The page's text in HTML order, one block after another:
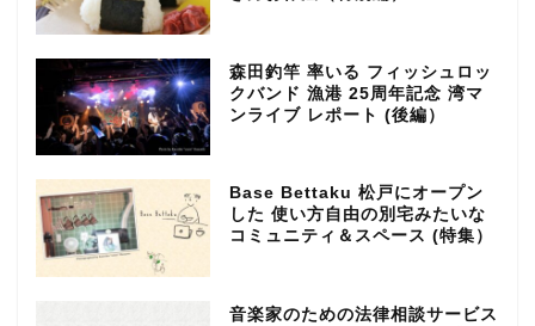
森田釣竿 率いる フィッシュロッ
クバンド 漁港 25周年記念 湾マ
ンライブ レポート (後編）
Base Bettaku 松戸にオープン
した 使い方自由の別宅みたいな
コミュニティ＆スペース (特集）
音楽家のための法律相談サービス